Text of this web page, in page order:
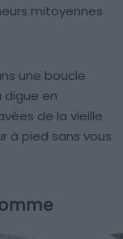
mitoyennes
une boucle
digue en
de la vieille
à pied sans vous